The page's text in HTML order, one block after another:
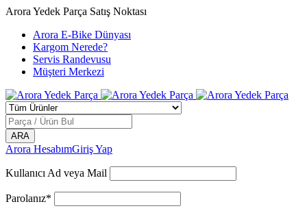
Arora Yedek Parça Satış Noktası
Arora E-Bike Dünyası
Kargom Nerede?
Servis Randevusu
Müşteri Merkezi
Arora HesabımGiriş Yap
Kullanıcı Ad veya Mail
Parolanız*